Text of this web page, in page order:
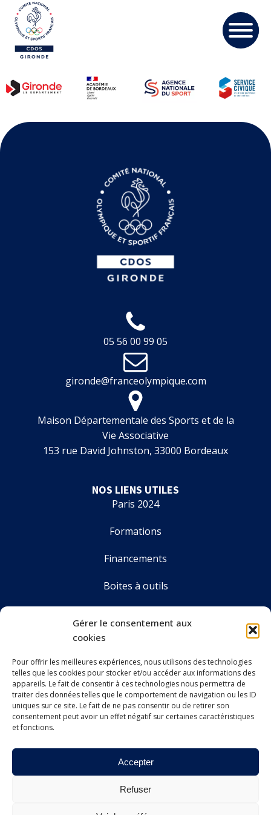
Gérer le consentement aux
cookies
Pour offrir les meilleures expériences, nous utilisons des technologies
telles que les cookies pour stocker et/ou accéder aux informations des
appareils. Le fait de consentir à ces technologies nous permettra de
traiter des données telles que le comportement de navigation ou les ID
uniques sur ce site. Le fait de ne pas consentir ou de retirer son
consentement peut avoir un effet négatif sur certaines caractéristiques
et fonctions.
Accepter
Refuser
05 56 00 99 05
gironde@franceolympique.com
Maison Départementale des Sports et de la
Vie Associative
153 rue David Johnston, 33000 Bordeaux
NOS LIENS UTILES
Paris 2024
Formations
Financements
Boites à outils
LE CDOS GIRONDE
Accueil
Le CDOS 33
Nos actualités
Contact